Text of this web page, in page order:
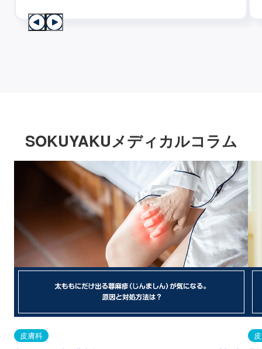
SOKUYAKUメディカルコラム
皮膚科